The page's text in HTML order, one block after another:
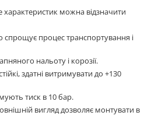
можна відзначити
спрощує процес транспортування і
нальоту і корозії.
здатні витримувати до +130
тиск в 10 бар.
вигляд дозволяє монтувати в